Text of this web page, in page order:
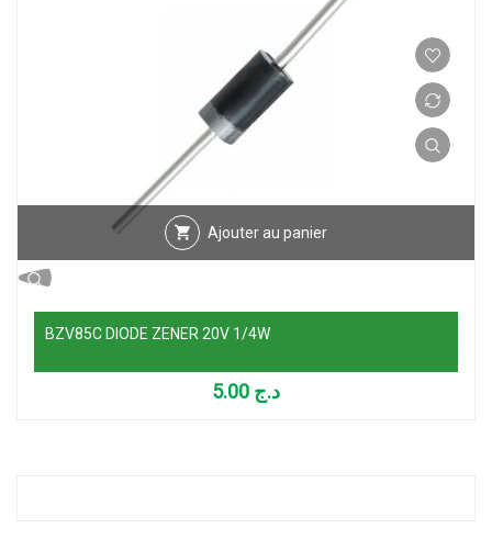
Ajouter au panier
BZV85C DIODE ZENER 20V 1/4W
د.ج